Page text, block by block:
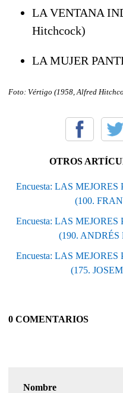
LA VENTANA
Hitchcock)
LA MUJER
Foto: Vértigo (1958, Alfred
OTROS
Encuesta: LAS
(100.
Encuesta: LAS
(190.
Encuesta: LAS
(175.
0 COMENTARIOS
Nombre